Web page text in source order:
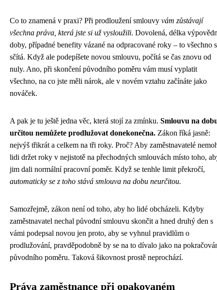
Co to znamená v praxi? Při prodloužení smlouvy vám zůstávají
všechna práva, která jste si už vysloužili. Dovolená, délka
doby, případné benefity vázané na odpracované roky – to všechno
sčítá. Když ale podepíšete novou smlouvu, počítá se čas znovu od
nuly. Ano, při skončení původního poměru vám musí vyplatit
všechno, na co jste měli nárok, ale v novém vztahu začínáte jako
nováček.
A pak je tu ještě jedna věc, která stojí za zmínku. Smlouvu na
určitou nemůžete prodlužovat donekonečna. Zákon říká jasně:
nejvýš třikrát a celkem na tři roky. Proč? Aby zaměstnavatelé
lidi držet roky v nejistotě na přechodných smlouvách místo toho,
jim dali normální pracovní poměr. Když se tenhle limit překročí,
automaticky se z toho stává smlouva na dobu neurčitou.
Samozřejmě, zákon není od toho, aby ho lidé obcházeli. Kdyby
zaměstnavatel nechal původní smlouvu skončit a hned druhý den s
vámi podepsal novou jen proto, aby se vyhnul pravidlům o
prodlužování, pravděpodobně by se na to dívalo jako na
původního poměru. Taková šikovnost prostě neprochází.
Práva zaměstnance při opakovaném